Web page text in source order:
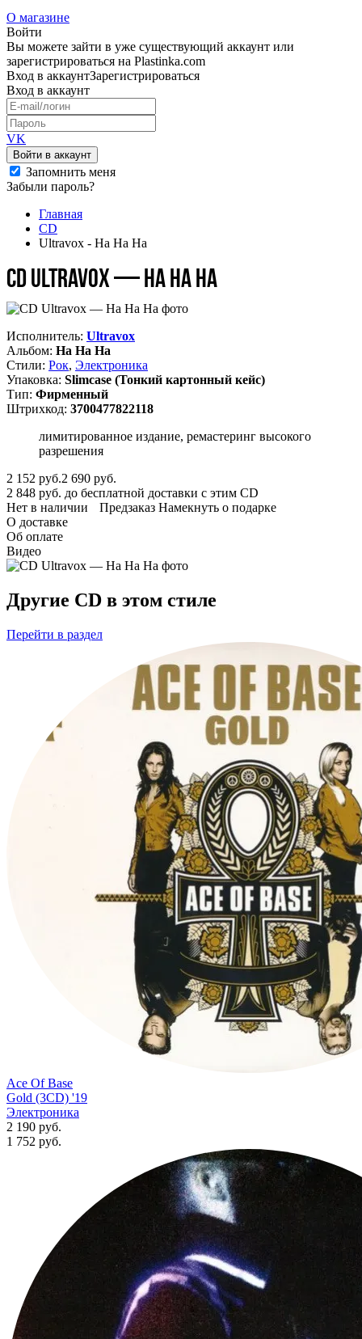
О магазине
Войти
Вы можете зайти в уже существующий аккаунт или
зарегистрироваться на Plastinka.com
Вход в аккаунтЗарегистрироваться
Вход в аккаунт
VK
Войти в аккаунт
Запомнить меня
Забыли пароль?
Главная
CD
Ultravox - Ha Ha Ha
CD Ultravox — Ha Ha Ha
Исполнитель: Ultravox
Альбом: Ha Ha Ha
Стили: Рок, Электроника
Упаковка: Slimcase (Тонкий картонный кейс)
Тип: Фирменный
Штрихкод: 3700477822118
лимитированное издание, ремастеринг высокого
разрешения
2 152 руб.2 690 руб.
2 848 руб. до бесплатной доставки с этим CD
Нет в наличии
Предзаказ Намекнуть о подарке
О доставке
Об оплате
Видео
Другие CD в этом стиле
Перейти в раздел
Ace Of Base
Gold (3CD) '19
Электроника
2 190 руб.
1 752 руб.